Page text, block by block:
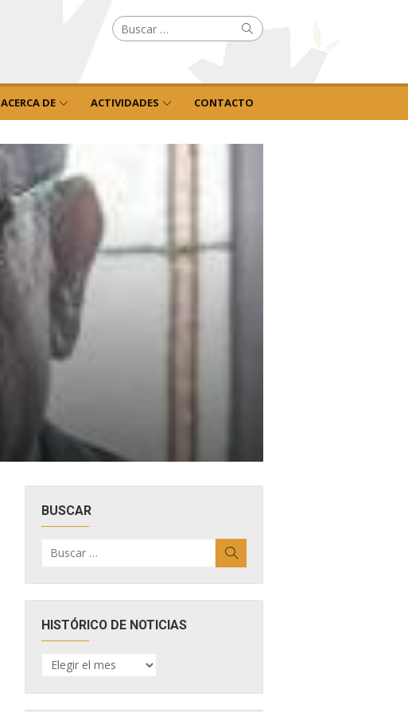
Buscar
por: Buscar
ACERCA DE ACTIVIDADES CONTACTO
BUSCAR
por:
HISTÓRICO DE NOTICIAS
HISTÓRICO
DE